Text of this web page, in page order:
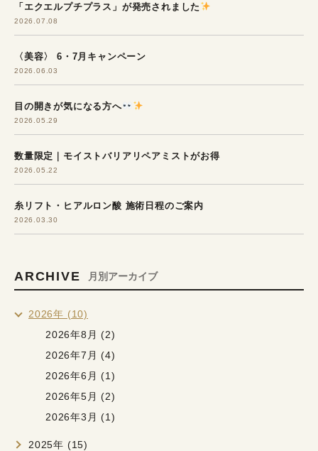
「エクエルプチプラス」が発売されました
2026.07.08
〈美容〉 6・7月キャンペーン
2026.06.03
目の開きが気になる方へ
2026.05.29
数量限定｜モイストバリアリペアミストがお得
2026.05.22
糸リフト・ヒアルロン酸 施術日程のご案内
2026.03.30
ARCHIVE 月別アーカイブ
2026年 (10)
2026年8月 (2)
2026年7月 (4)
2026年6月 (1)
2026年5月 (2)
2026年3月 (1)
2025年 (15)